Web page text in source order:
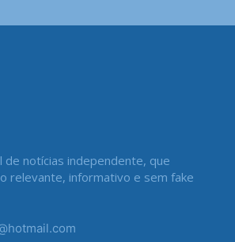
de notícias independente, que
relevante, informativo e sem fake